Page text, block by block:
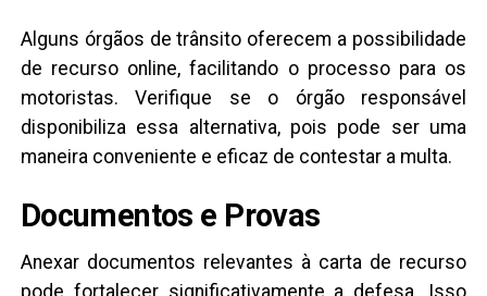
Alguns órgãos de trânsito oferecem a possibilidade
de recurso online, facilitando o processo para os
motoristas. Verifique se o órgão responsável
disponibiliza essa alternativa, pois pode ser uma
maneira conveniente e eficaz de contestar a multa.
Documentos e Provas
Anexar documentos relevantes à carta de recurso
pode fortalecer significativamente a defesa. Isso